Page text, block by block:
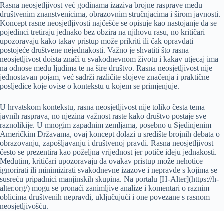
Rasna neosjetljivost već godinama izaziva brojne rasprave među
društvenim znanstvenicima, obrazovnim stručnjacima i širom javnosti.
Koncept rasne neosjetljivosti najčešće se opisuje kao nastojanje da se
pojedinci tretiraju jednako bez obzira na njihovu rasu, no kritičari
upozoravaju kako takav pristup može prikriti ili čak opravdati
postojeće društvene nejednakosti. Važno je shvatiti što rasna
neosjetljivost doista znači u svakodnevnom životu i kakav utjecaj ima
na odnose među ljudima te na šire društvo. Rasna neosjetljivost nije
jednostavan pojam, već sadrži različite slojeve značenja i praktične
posljedice koje ovise o kontekstu u kojem se primjenjuje.
U hrvatskom kontekstu, rasna neosjetljivost nije toliko česta tema
javnih rasprava, no njezina važnost raste kako društvo postaje sve
raznolikije. U mnogim zapadnim zemljama, posebno u Sjedinjenim
Američkim Državama, ovaj koncept dolazi u središte brojnih debata o
obrazovanju, zapošljavanju i društvenoj pravdi. Rasna neosjetljivost
često se prezentira kao poželjna vrijednost jer potiče ideju jednakosti.
Međutim, kritičari upozoravaju da ovakav pristup može nehotice
ignorirati ili minimizirati svakodnevne izazove i nepravde s kojima se
susreću pripadnici manjinskih skupina. Na portalu [H-Alter](https://h-
alter.org/) mogu se pronaći zanimljive analize i komentari o raznim
oblicima društvenih nepravdi, uključujući i one povezane s rasnom
neosjetljivošću.